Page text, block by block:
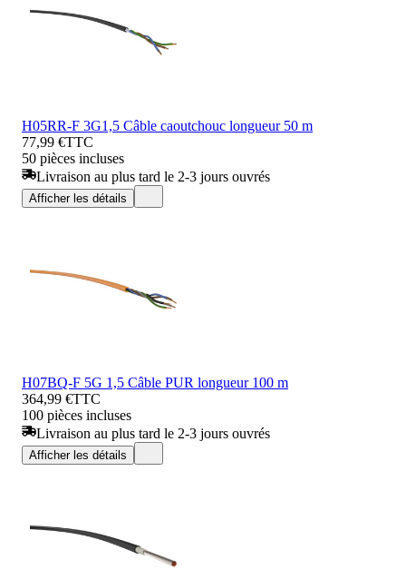
H05RR-F 3G1,5 Câble caoutchouc longueur 50 m
77,99 €TTC
50 pièces incluses
Livraison au plus tard le 2-3 jours ouvrés
Afficher les détails
H07BQ-F 5G 1,5 Câble PUR longueur 100 m
364,99 €TTC
100 pièces incluses
Livraison au plus tard le 2-3 jours ouvrés
Afficher les détails